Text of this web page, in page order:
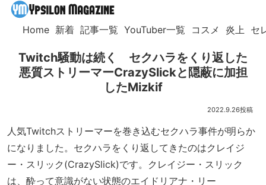
Home 新着 記事一覧 YouTuber一覧 コスメ 炎上 セ
Twitch騒動は続く セクハラをくり返した
悪質ストリーマーCrazySlickと隠蔽に加担
したMizkif
2022.9.26
人気Twitchストリーマーを巻き込むセクハラ事件が明らか
になりました。セクハラをくり返してきたのはクレイジ
ー・スリック(CrazySlick)です。クレイジー・スリック
は、酔って意識がない状態のエイドリアナ・リー